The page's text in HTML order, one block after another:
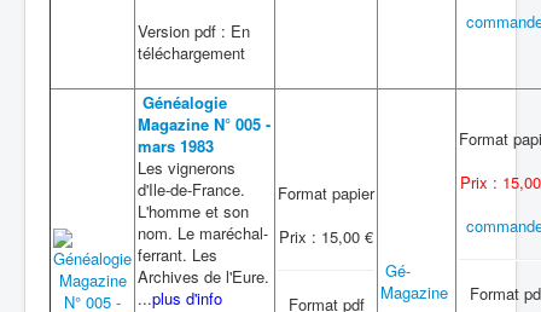
Version pdf : En
téléchargement
Généalogie
Magazine N° 005 -
mars 1983
Les vignerons
d'Ile-de-France.
L'homme et son
nom. Le maréchal-
ferrant. Les
Archives de l'Eure.
...plus d'info
Format papier
Prix : 15,00 €
Format pdf
Gé-
Magazine
Format
Prix :
Format